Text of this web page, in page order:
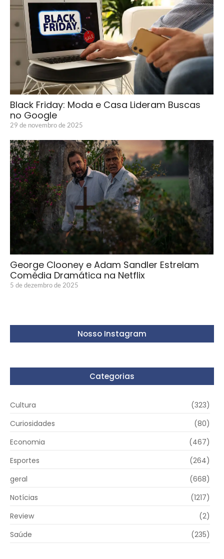
Black Friday: Moda e Casa Lideram Buscas
no Google
29 de novembro de 2025
George Clooney e Adam Sandler Estrelam
Comédia Dramática na Netflix
5 de dezembro de 2025
Nosso Instagram
Categorias
Cultura
(323)
Curiosidades
(80)
Economia
(467)
Esportes
(264)
geral
(668)
Notícias
(1217)
Review
(2)
Saúde
(235)